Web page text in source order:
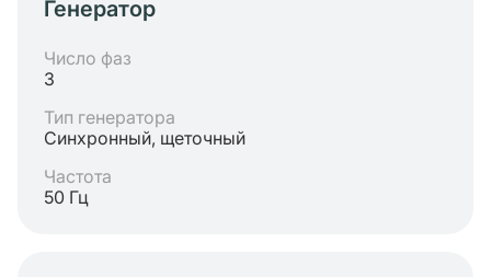
Генератор
Число фаз
3
Тип генератора
Синхронный, щеточный
Частота
50 Гц